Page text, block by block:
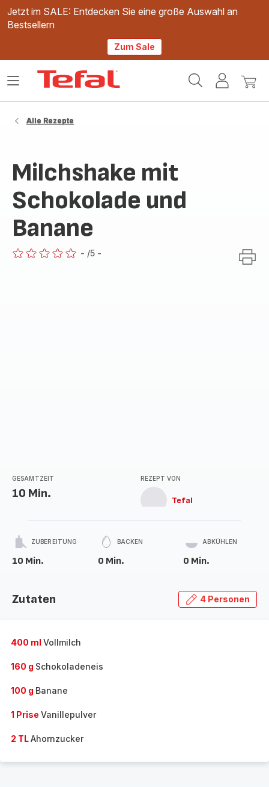
Jetzt im SALE: Entdecken Sie eine große Auswahl an
Bestsellern
Zum Sale
Mein
Mein
Das
Alle Rezepte
Milchshake mit
Schokolade und
Banane
- /5 -
GESAMTZEIT
10 Min.
REZEPT VON
Tefal
ZUBEREITUNG
10 Min.
BACKEN
0 Min.
ABKÜHLEN
0 Min.
Zutaten 4 Personen
400 ml Vollmilch
160 g Schokoladeneis
100 g Banane
1 Prise Vanillepulver
2 TLAhornzucker